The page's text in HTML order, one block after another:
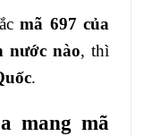
mã 697 của
nước nào, thì
.
mang mã